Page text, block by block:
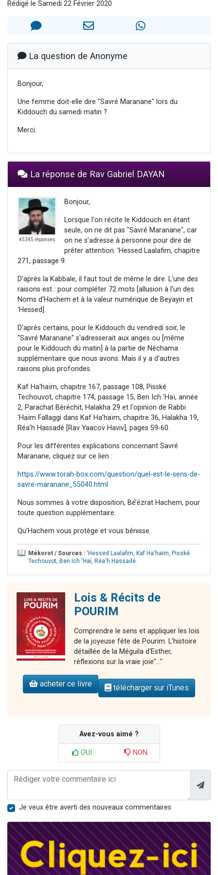
Il reste 49 places pour étudier en groupe sur Zoom
Eva vient de donner son Maasser
Rédigé le Samedi 22 Février 2020
La question de Anonyme
Bonjour,
Une femme doit-elle dire "Savré Maranane" lors du
Kiddouch du samedi matin ?
Merci.
La réponse de Rav Gabriel DAYAN
45345 réponses
Bonjour,
Lorsque l'on récite le Kiddouch en étant
seule, on ne dit pas "Savré Maranane", car
on ne s’adresse à personne pour dire de
prêter attention. 'Hessed Laalafim, chapitre
271, passage 9.
D'après la Kabbale, il faut tout de même le dire. L'une des
raisons est : pour compléter 72 mots [allusion à l'un des
Noms d'Hachem et à la valeur numérique de Beyayin et
'Hessed].
D'après certains, pour le Kiddouch du vendredi soir, le
"Savré Maranane" s'adresserait aux anges ou [même
pour le Kiddouch du matin] à la partie de Néchama
supplémentaire que nous avons. Mais il y a d'autres
raisons plus profondes.
Kaf Ha'haïm, chapitre 167, passage 108, Pisské
Techouvot, chapitre 174, passage 15, Ben Ich 'Haï, année
2, Parachat Béréchit, Halakha 29 et l'opinion de Rabbi
'Haïm Fallaggi dans Kaf Ha'haïm, chapitre 36, Halakha 19,
Réa'h Hassadé [Rav Yaacov Haviv], pages 59-60.
Pour les différentes explications concernant Savré
Maranane, cliquez sur ce lien :
https://www.torah-box.com/question/quel-est-le-sens-de-
savre-maranane_55040.html
Nous sommes à votre disposition, Bé’ézrat Hachem, pour
toute question supplémentaire.
Qu’Hachem vous protège et vous bénisse.
Mékorot / Sources : 'Hessed Laalafim, Kaf Ha'haïm, Pisské
Techouvot, Ben Ich 'Haï, Réa'h Hassadé.
Lois & Récits de
POURIM
Comprendre le sens et appliquer les lois
de la joyeuse fête de Pourim. L'histoire
détaillée de la Méguila d'Esther,
réflexions sur la vraie joie"..."
acheter ce livre télécharger sur iTunes
Avez-vous aimé ?
OUI NON
Je veux être averti des nouveaux commentaires